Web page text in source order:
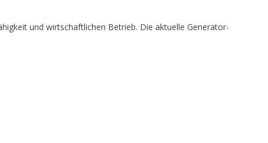
und wirtschaftlichen Betrieb. Die aktuelle Generator-